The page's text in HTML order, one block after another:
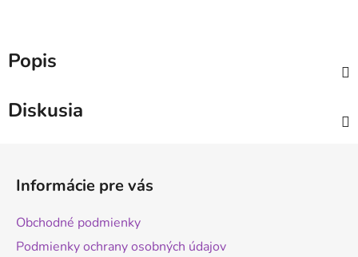
Popis
Diskusia
Informácie pre vás
Obchodné podmienky
Podmienky ochrany osobných údajov